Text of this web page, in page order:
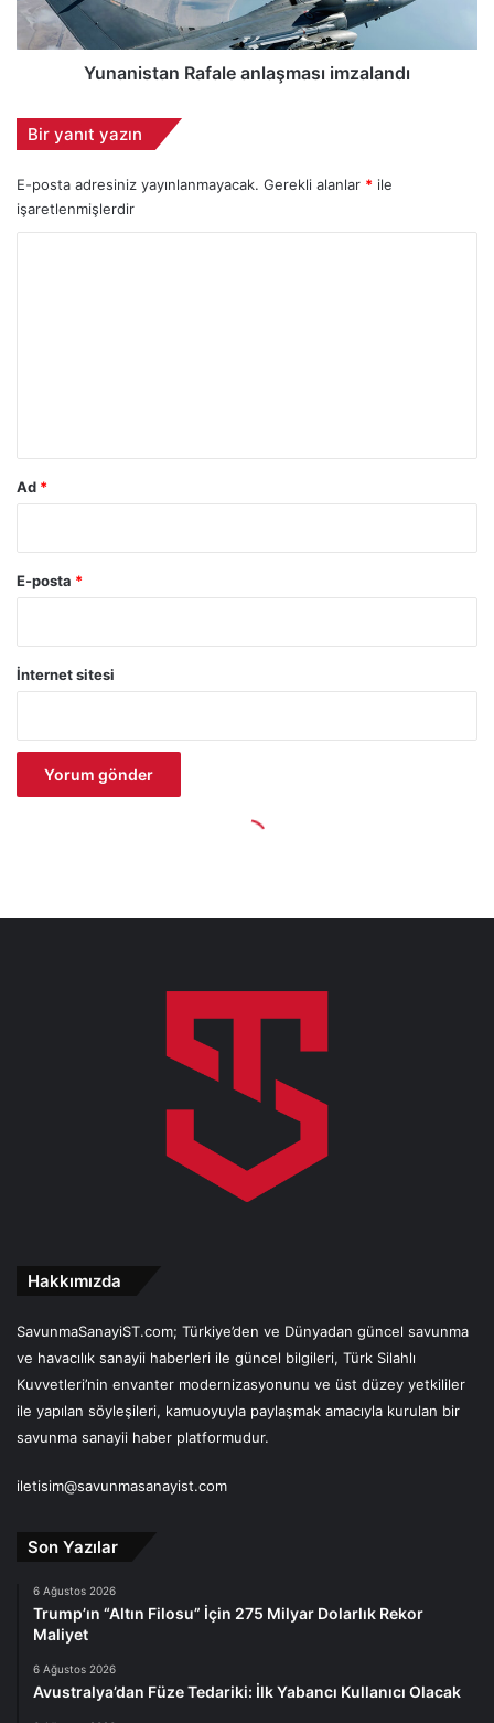
Hakkımızda
SavunmaSanayiST.com; Türkiye’den ve Dünyadan güncel savunma
ve havacılık sanayii haberleri ile güncel bilgileri, Türk Silahlı
Kuvvetleri’nin envanter modernizasyonunu ve üst düzey yetkililer
ile yapılan söyleşileri, kamuoyuyla paylaşmak amacıyla kurulan bir
savunma sanayii haber platformudur.
iletisim@savunmasanayist.com
Son Yazılar
6 Ağustos 2026
Trump’ın “Altın Filosu” İçin 275 Milyar Dolarlık Rekor
Maliyet
6 Ağustos 2026
Avustralya’dan Füze Tedariki: İlk Yabancı Kullanıcı Olacak